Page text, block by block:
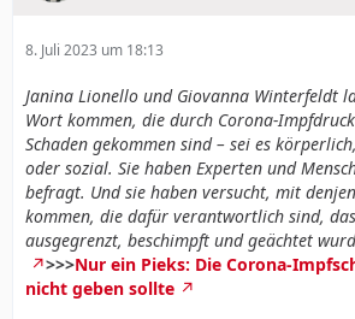
8. Juli 2023 um 18:13
Janina Lionello und Giovanna Winterfeldt
Wort kommen, die durch Corona-
Schaden gekommen sind – sei es
oder sozial. Sie haben Experten und
befragt. Und sie haben versucht, mit
kommen, die dafür verantwortlich sind,
ausgegrenzt, beschimpft und geächtet
>>>Nur ein Pieks: Die Corona-
nicht geben sollte